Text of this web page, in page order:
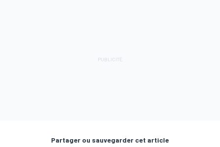
Partager ou sauvegarder cet article